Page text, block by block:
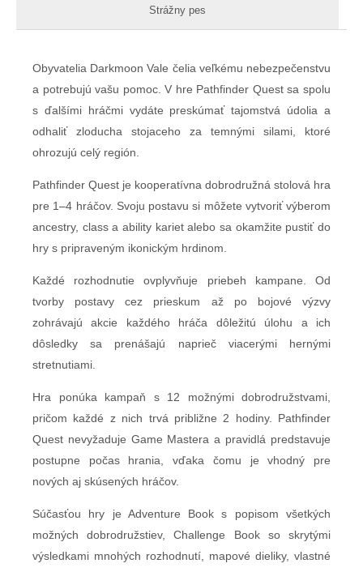
Strážny pes
Obyvatelia Darkmoon Vale čelia veľkému nebezpečenstvu
a potrebujú vašu pomoc. V hre Pathfinder Quest sa spolu
s ďalšími hráčmi vydáte preskúmať tajomstvá údolia a
odhaliť zloducha stojaceho za temnými silami, ktoré
ohrozujú celý región.
Pathfinder Quest je kooperatívna dobrodružná stolová hra
pre 1–4 hráčov. Svoju postavu si môžete vytvoriť výberom
ancestry, class a ability kariet alebo sa okamžite pustiť do
hry s pripraveným ikonickým hrdinom.
Každé rozhodnutie ovplyvňuje priebeh kampane. Od
tvorby postavy cez prieskum až po bojové výzvy
zohrávajú akcie každého hráča dôležitú úlohu a ich
dôsledky sa prenášajú naprieč viacerými hernými
stretnutiami.
Hra ponúka kampaň s 12 možnými dobrodružstvami,
pričom každé z nich trvá približne 2 hodiny. Pathfinder
Quest nevyžaduje Game Mastera a pravidlá predstavuje
postupne počas hrania, vďaka čomu je vhodný pre
nových aj skúsených hráčov.
Súčasťou hry je Adventure Book s popisom všetkých
možných dobrodružstiev, Challenge Book so skrytými
výsledkami mnohých rozhodnutí, mapové dieliky, vlastné